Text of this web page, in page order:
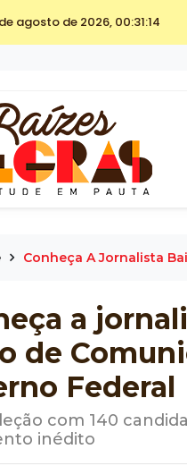
agosto de 2026, 00:31:14
Conheça A Jornalista
a
de
Federal
com 140
inédito